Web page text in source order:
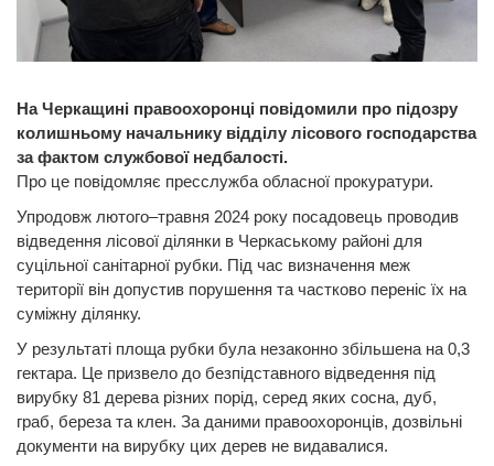
На Черкащині правоохоронці повідомили про підозру
колишньому начальнику відділу лісового господарства
за фактом службової недбалості.
Про це повідомляє пресслужба обласної прокуратури.
Упродовж лютого–травня 2024 року посадовець проводив
відведення лісової ділянки в Черкаському районі для
суцільної санітарної рубки. Під час визначення меж
території він допустив порушення та частково переніс їх на
суміжну ділянку.
У результаті площа рубки була незаконно збільшена на 0,3
гектара. Це призвело до безпідставного відведення під
вирубку 81 дерева різних порід, серед яких сосна, дуб,
граб, береза та клен. За даними правоохоронців, дозвільні
документи на вирубку цих дерев не видавалися.